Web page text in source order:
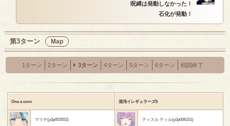
呪縛は発動しなかった！
石化が発動！
第3ターン Map
1ターン 2ターン 3ターン 4ターン 5ターン 6ターン 戦闘終了
One a corn 混沌イレギュラーズ5
マリナ(p3p003552)
ティスル ティル(p3p006151)